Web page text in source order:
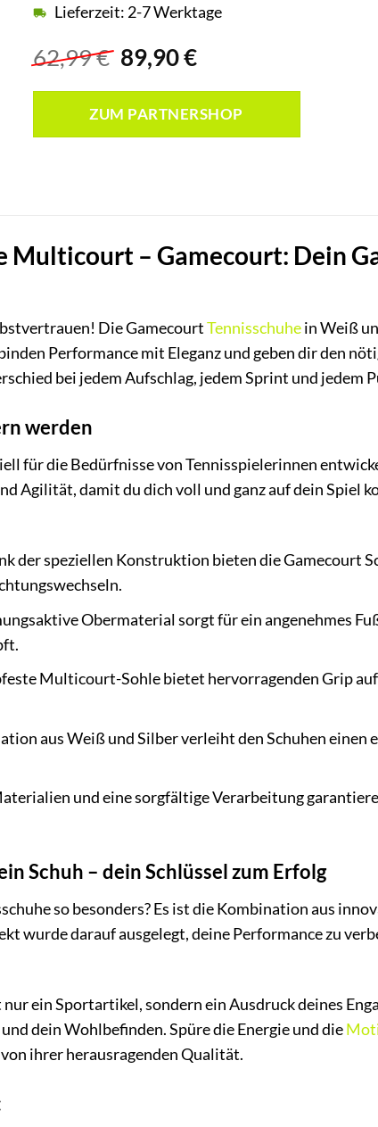
62,99€ Ursprünglicher
Preis
war:
62,99 €
89,90€Aktueller
ist:
89,90 €.
Lieferzeit: 2-7 Werktage
ZUM PARTNERSHOP
Multicourt – Gamecourt: Dein
Die GamecourtTennisschuhein Weiß
Performance mit Eleganz und geben dir den
bei jedem Aufschlag, jedem Sprint und jedem
werden
für die Bedürfnisse von Tennisspielerinnen
Agilität, damit du dich voll und ganz auf dein Spiel
der speziellen Konstruktion bieten die Gamecourt
Obermaterial sorgt für ein angenehmes
Multicourt-Sohle bietet hervorragenden Grip auf
aus Weiß und Silber verleiht den Schuhen einen
und eine sorgfältige Verarbeitung
Schuh – dein Schlüssel zum Erfolg
so besonders? Es ist die Kombination aus
wurde darauf ausgelegt, deine Performance zu
ein Sportartikel, sondern ein Ausdruck deines
dein Wohlbefinden. Spüre die Energie und die
ihrer herausragenden Qualität.